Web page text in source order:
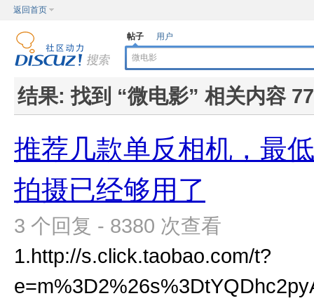
返回首页
帖子 用户
结果:找到 “微电影” 相关内容
推荐几款单反相机，最
拍摄已经够用了
3 个回复 - 8380 次查看
1.http://s.click.taobao.com/t?